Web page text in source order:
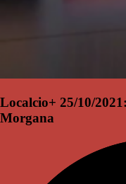
Localcio+ 25/10/
Morgana